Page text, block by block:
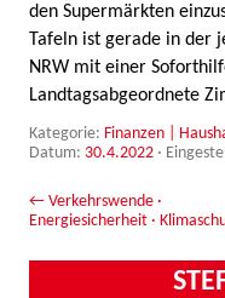
den Supermärkten
Tafeln ist gerade in der
NRW mit einer
Landtagsabgeordnete
Kategorie: Finanzen |
Datum: 30.4.2022 ·
Beitrags-Navigation
← Verkehrswende ·
Energiesicherheit ·